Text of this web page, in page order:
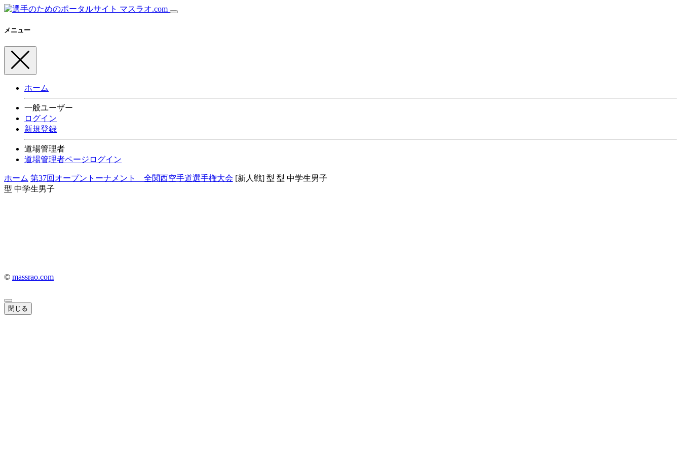
メニュー
ホーム
一般ユーザー
ログイン
新規登録
道場管理者
道場管理者ページログイン
ホーム 第37回オープントーナメント 全関西空手道選手権大会 [新人戦] 型 型 中学生男子
型 中学生男子
© massrao.com
閉じる